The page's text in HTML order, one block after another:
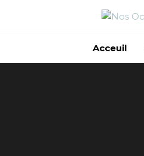
Acceuil